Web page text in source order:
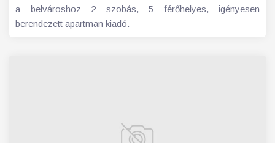
a belvároshoz 2 szobás, 5 férőhelyes, igényesen
berendezett apartman kiadó.